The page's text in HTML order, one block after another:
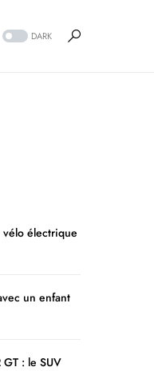
DARK
vélo électrique
un enfant
: le SUV